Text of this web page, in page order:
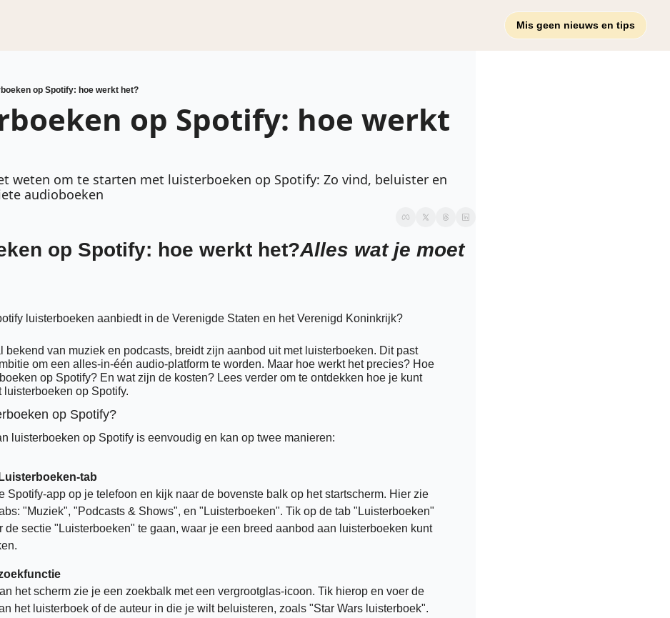
Mis geen nieuws en tips
op Spotify: hoe werkt het?
op Spotify: hoe werkt
weten om te starten met luisterboeken op Spotify: Zo vind, beluister en
audioboeken
op Spotify: hoe werkt het?Alles wat je moet
luisterboeken aanbiedt in de Verenigde Staten en het Verenigd Koninkrijk?
bekend van muziek en podcasts, breidt zijn aanbod uit met luisterboeken. Dit past
om een alles-in-één audio-platform te worden. Maar hoe werkt het precies? Hoe
op Spotify? En wat zijn de kosten? Lees verder om te ontdekken hoe je kunt
luisterboeken op Spotify.
op Spotify?
luisterboeken op Spotify is eenvoudig en kan op twee manieren:
tab
Spotify-app op je telefoon en kijk naar de bovenste balk op het startscherm. Hier zie
"Muziek", "Podcasts & Shows", en "Luisterboeken". Tik op de tab "Luisterboeken"
de sectie "Luisterboeken" te gaan, waar je een breed aanbod aan luisterboeken kunt
het scherm zie je een zoekbalk met een vergrootglas-icoon. Tik hierop en voer de
het luisterboek of de auteur in die je wilt beluisteren, zoals "Star Wars luisterboek".